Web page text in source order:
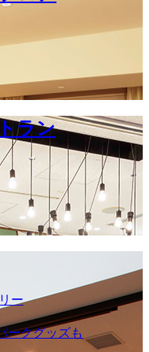
ラン
ー
ークグッズも